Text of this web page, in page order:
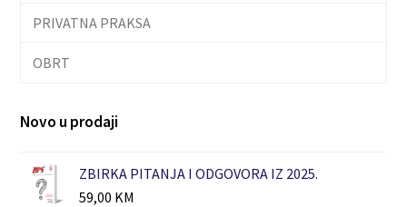
PRIVATNA PRAKSA
OBRT
Novo u prodaji
ZBIRKA PITANJA I ODGOVORA IZ 2025.
59,00 KM